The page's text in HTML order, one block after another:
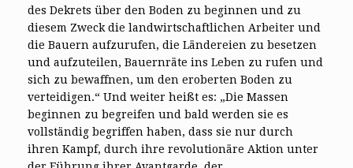
des Dekrets über den Boden zu beginnen und zu
diesem Zweck die landwirtschaftlichen Arbeiter und
die Bauern aufzurufen, die Ländereien zu besetzen
und aufzuteilen, Bauernräte ins Leben zu rufen und
sich zu bewaffnen, um den eroberten Boden zu
verteidigen.“ Und weiter heißt es: „Die Massen
beginnen zu begreifen und bald werden sie es
vollständig begriffen haben, dass sie nur durch
ihren Kampf, durch ihre revolutionäre Aktion unter